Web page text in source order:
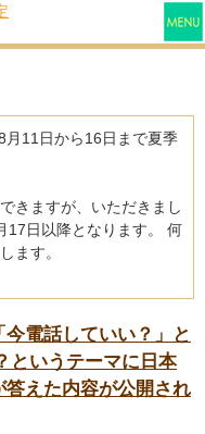
月11日から16日まで夏季
きますが、いただきまし
17日以降となります。 何
ます。
電話していい？」と
というテーマに日本
えた内容が公開され